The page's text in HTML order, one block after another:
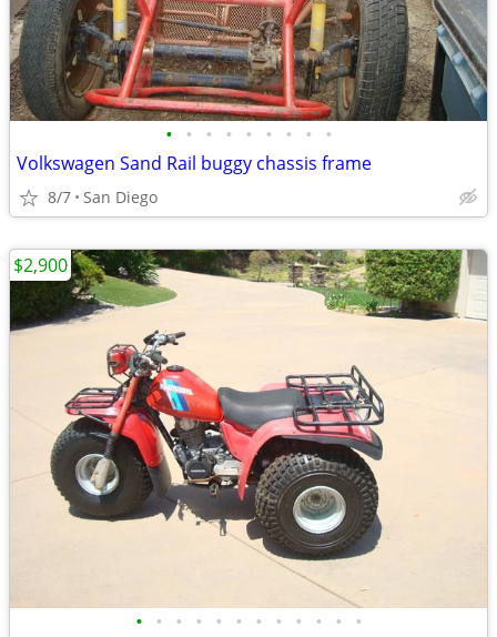
• • • • • • • • •
Volkswagen Sand Rail buggy chassis frame
8/7 San Diego
• • • • • • • • • • • •
$2,900